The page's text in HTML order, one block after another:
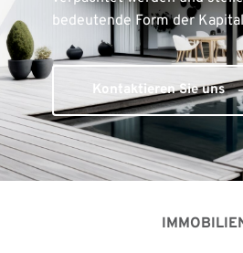
bedeutende Form der
Kontaktieren Sie uns